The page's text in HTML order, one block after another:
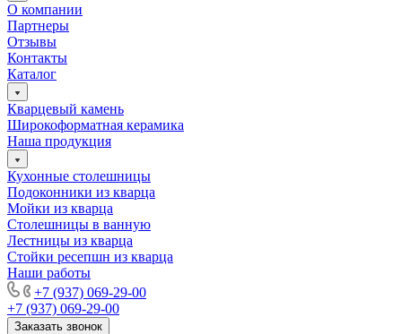
О компании
Партнеры
Отзывы
Контакты
Каталог
Кварцевый камень
Широкоформатная керамика
Наша продукция
Кухонные столешницы
Подоконники из кварца
Мойки из кварца
Столешницы в ванную
Лестницы из кварца
Стойки ресепшн из кварца
Наши работы
+7 (937) 069-29-00
+7 (937) 069-29-00
Заказать звонок